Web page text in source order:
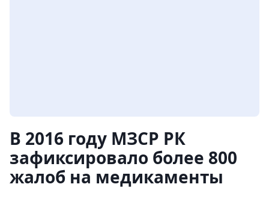
В 2016 году МЗСР РК
зафиксировало более 800
жалоб на медикаменты